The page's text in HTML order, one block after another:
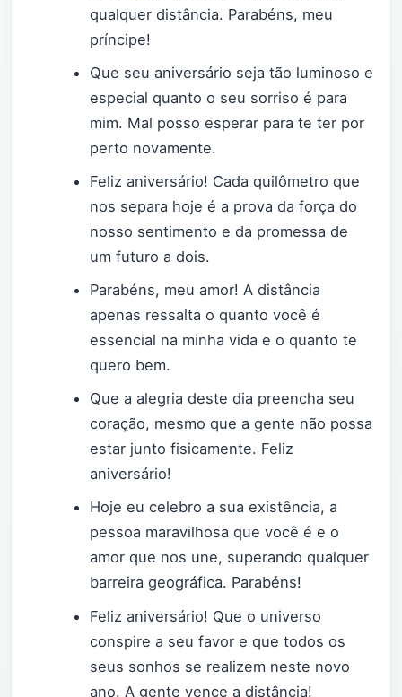
qualquer distância. Parabéns, meu
príncipe!
Que seu aniversário seja tão luminoso e
especial quanto o seu sorriso é para
mim. Mal posso esperar para te ter por
perto novamente.
Feliz aniversário! Cada quilômetro que
nos separa hoje é a prova da força do
nosso sentimento e da promessa de
um futuro a dois.
Parabéns, meu amor! A distância
apenas ressalta o quanto você é
essencial na minha vida e o quanto te
quero bem.
Que a alegria deste dia preencha seu
coração, mesmo que a gente não possa
estar junto fisicamente. Feliz
aniversário!
Hoje eu celebro a sua existência, a
pessoa maravilhosa que você é e o
amor que nos une, superando qualquer
barreira geográfica. Parabéns!
Feliz aniversário! Que o universo
conspire a seu favor e que todos os
seus sonhos se realizem neste novo
ano. A gente vence a distância!